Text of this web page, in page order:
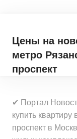
Цены на
метро
проспект
✔ Портал
купить квартиру
проспект в